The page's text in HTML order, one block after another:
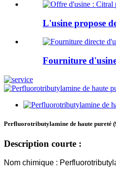
L'usine propose
Fourniture
Perfluorotributylamine de haute pureté
Description courte :
Nom chimique :